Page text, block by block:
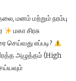
மனம் மற்றும் நரம்பு
மகா சிரசு
செய்வது எப்படி?
இரத்த அழுத்தம் (High